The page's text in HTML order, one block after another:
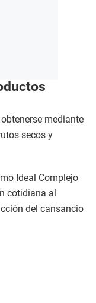
mediante
secos y
Ideal Complejo
cotidiana al
del cansancio